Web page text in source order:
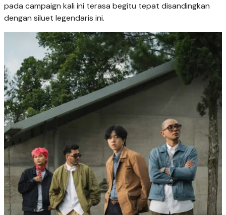
pada campaign kali ini terasa begitu tepat disandingkan
dengan siluet legendaris ini.